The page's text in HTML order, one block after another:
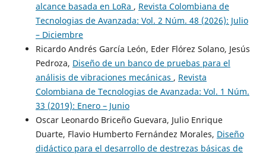
alcance basada en LoRa , Revista Colombiana de
Tecnologias de Avanzada: Vol. 2 Núm. 48 (2026): Julio
– Diciembre
Ricardo Andrés García León, Eder Flórez Solano, Jesús
Pedroza, Diseño de un banco de pruebas para el
análisis de vibraciones mecánicas , Revista
Colombiana de Tecnologias de Avanzada: Vol. 1 Núm.
33 (2019): Enero – Junio
Oscar Leonardo Briceño Guevara, Julio Enrique
Duarte, Flavio Humberto Fernández Morales, Diseño
didáctico para el desarrollo de destrezas básicas de